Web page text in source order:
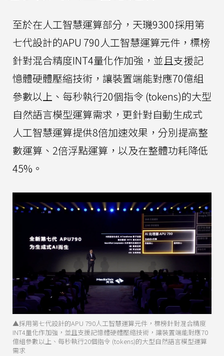
至於在人工智慧運算部分，天璣9300採用第
七代設計的APU 790人工智慧運算元件，標榜
針對混合精度INT4量化作加強，並且支援記
憶體硬體壓縮技術，讓裝置端能對應70億組
參數以上、每秒執行20個指令 (tokens)的大型
自然語言模型運算需求，更針對自動生成式
人工智慧運算提供8倍加速效果，分別提高整
數運算、2倍浮點運算，以及在整體功耗降低
45%。
▲採用第七代設計的APU 790人工智慧運算元件，標榜針對混合精度
INT4量化作加強，並且支援記憶體硬體壓縮技術，讓裝置端能對應70
億組參數以上、每秒執行20個指令 (tokens)的大型自然語言模型運算
需求